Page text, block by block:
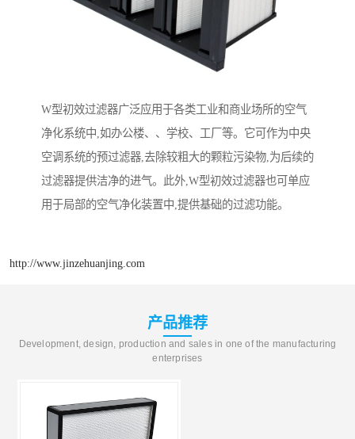
W型初效过滤器广泛应用于各类工业和商业场所的空气
净化系统中,如办公楼、、学校、工厂等。它可作为中央
空调系统的预过滤器,去除较粗大的颗粒污染物,为后续的
过滤器提供洁净的进气。此外,W型初效过滤器也可单应
用于局部的空气净化装置中,提供基础的过滤功能。
http://www.jinzehuanjing.com
产品推荐
Development, design, production and sales in one of the manufacturing
enterprises